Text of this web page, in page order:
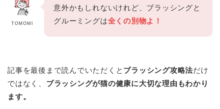
TOMOMI
意外かもしれないけれど、ブラッシングと
グルーミングは全くの別物よ！
記事を最後まで読んでいただくと ブラッシング攻略法だけ
ではなく、 ブラッシングが猫の健康に大切な理由もわかり
ます。